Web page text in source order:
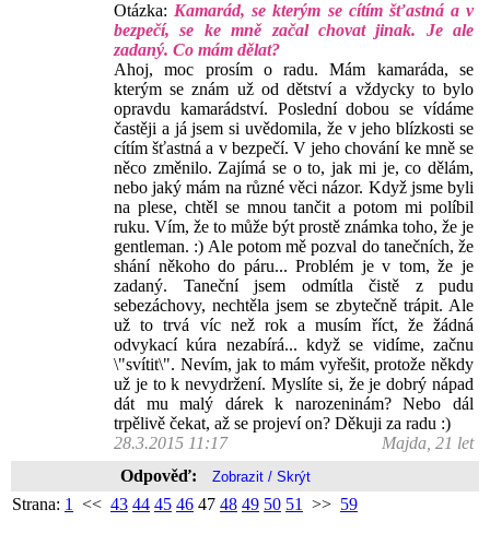
Otázka: Kamarád, se kterým se cítím šťastná a v
bezpečí, se ke mně začal chovat jinak. Je ale
zadaný. Co mám dělat?
Ahoj, moc prosím o radu. Mám kamaráda, se
kterým se znám už od dětství a vždycky to bylo
opravdu kamarádství. Poslední dobou se vídáme
častěji a já jsem si uvědomila, že v jeho blízkosti se
cítím šťastná a v bezpečí. V jeho chování ke mně se
něco změnilo. Zajímá se o to, jak mi je, co dělám,
nebo jaký mám na různé věci názor. Když jsme byli
na plese, chtěl se mnou tančit a potom mi políbil
ruku. Vím, že to může být prostě známka toho, že je
gentleman. :) Ale potom mě pozval do tanečních, že
shání někoho do páru... Problém je v tom, že je
zadaný. Taneční jsem odmítla čistě z pudu
sebezáchovy, nechtěla jsem se zbytečně trápit. Ale
už to trvá víc než rok a musím říct, že žádná
odvykací kúra nezabírá... když se vidíme, začnu
\"svítit\". Nevím, jak to mám vyřešit, protože někdy
už je to k nevydržení. Myslíte si, že je dobrý nápad
dát mu malý dárek k narozeninám? Nebo dál
trpělivě čekat, až se projeví on? Děkuji za radu :)
28.3.2015 11:17
Majda, 21 let
Odpověď:
Strana: 1 << 43 44 45 46 47 48 49 50 51 >> 59